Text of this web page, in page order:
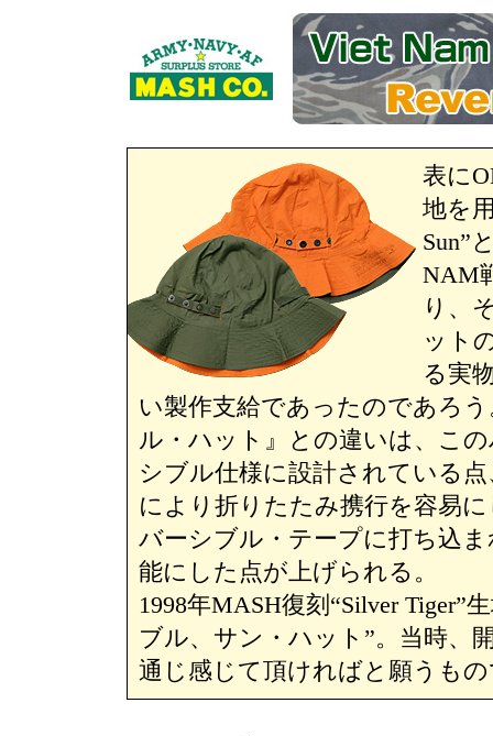
表に
地を
Sun”
NAM
り、
ット
る実
い製作支給であったのであろ
ル・ハット』との違いは、こ
シブル仕様に設計されている
により折りたたみ携行を容易
バーシブル・テープに打ち込
能にした点が上げられる。
1998年MASH復刻“Silver
ブル、サン・ハット”。当時、
通じ感じて頂ければと願うも